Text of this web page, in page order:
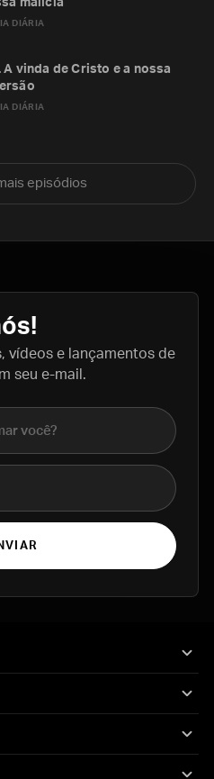
DIÁRIA
malícia
DIÁRIA
A vinda de Cristo e a nossa
episódios
vídeos e lançamentos de
seu e-mail.